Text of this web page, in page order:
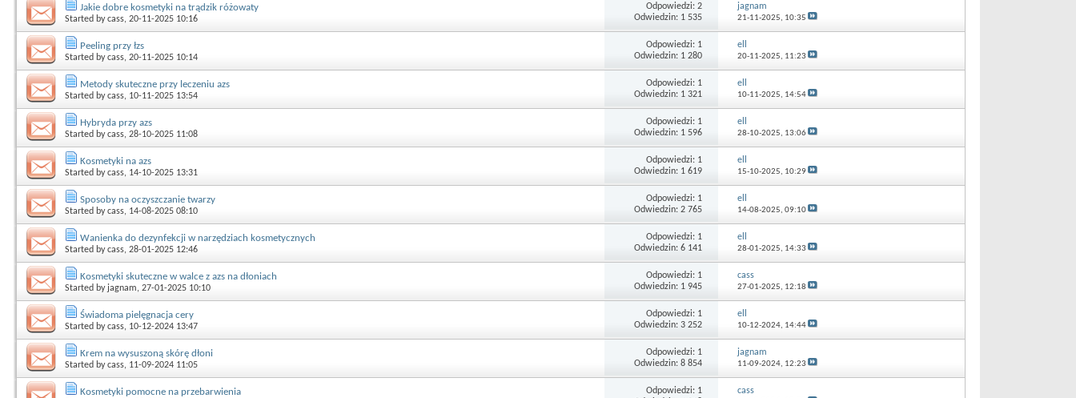
Jakie dobre kosmetyki na trądzik różowaty
Started bycass, 20-11-2025 10:16
Odpowiedzi: 2
Odwiedzin: 1 535
jagnam
21-11-2025, 10:35
Peeling przy łzs
Started bycass, 20-11-2025 10:14
Odpowiedzi: 1
Odwiedzin: 1 280
ell
20-11-2025, 11:23
Metody skuteczne przy leczeniu azs
Started bycass, 10-11-2025 13:54
Odpowiedzi: 1
Odwiedzin: 1 321
ell
10-11-2025, 14:54
Hybryda przy azs
Started bycass, 28-10-2025 11:08
Odpowiedzi: 1
Odwiedzin: 1 596
ell
28-10-2025, 13:06
Kosmetyki na azs
Started bycass, 14-10-2025 13:31
Odpowiedzi: 1
Odwiedzin: 1 619
ell
15-10-2025, 10:29
Sposoby na oczyszczanie twarzy
Started bycass, 14-08-2025 08:10
Odpowiedzi: 1
Odwiedzin: 2 765
ell
14-08-2025, 09:10
Wanienka do dezynfekcji w narzędziach kosmetycznych
Started bycass, 28-01-2025 12:46
Odpowiedzi: 1
Odwiedzin: 6 141
ell
28-01-2025, 14:33
Kosmetyki skuteczne w walce z azs na dłoniach
Started by jagnam, 27-01-2025 10:10
Odpowiedzi: 1
Odwiedzin: 1 945
cass
27-01-2025, 12:18
Świadoma pielęgnacja cery
Started bycass, 10-12-2024 13:47
Odpowiedzi: 1
Odwiedzin: 3 252
ell
10-12-2024, 14:44
Krem na wysuszoną skórę dłoni
Started bycass, 11-09-2024 11:05
Odpowiedzi: 1
Odwiedzin: 8 854
jagnam
11-09-2024, 12:23
Kosmetyki pomocne na przebarwienia
Odpowiedzi: 1
cass